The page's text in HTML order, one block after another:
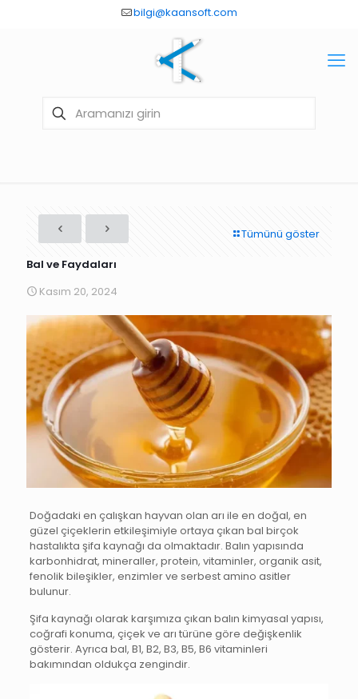
bilgi@kaansoft.com
Tümünü göster
Bal ve Faydaları
Kasım 20, 2024
Doğadaki en çalışkan hayvan olan arı ile en doğal, en
güzel çiçeklerin etkileşimiyle ortaya çıkan bal birçok
hastalıkta şifa kaynağı da olmaktadır. Balın yapısında
karbonhidrat, mineraller, protein, vitaminler, organik asit,
fenolik bileşikler, enzimler ve serbest amino asitler
bulunur.
Şifa kaynağı olarak karşımıza çıkan balın kimyasal yapısı,
coğrafi konuma, çiçek ve arı türüne göre değişkenlik
gösterir. Ayrıca bal, B1, B2, B3, B5, B6 vitaminleri
bakımından oldukça zengindir.